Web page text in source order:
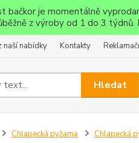
bačkor je momentálně
z výroby od 1 do 3 týdnů.
naší nabídky Kontakty
Hledat
Chlapecká pyžama Chlapecká